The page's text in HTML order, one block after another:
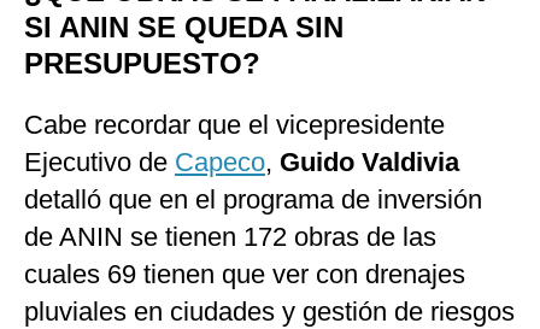
SI ANIN SE QUEDA SIN
PRESUPUESTO?
Cabe recordar que el vicepresidente
Ejecutivo de Capeco, Guido Valdivia
detalló que en el programa de inversión
de ANIN se tienen 172 obras de las
cuales 69 tienen que ver con drenajes
pluviales en ciudades y gestión de riesgos